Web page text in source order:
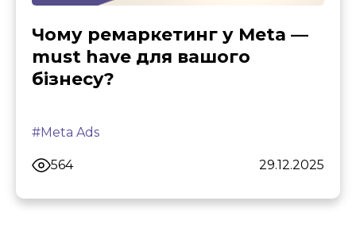
Чому ремаркетинг у Meta —
must have для вашого
бізнесу?
#Meta Ads
564 29.12.2025